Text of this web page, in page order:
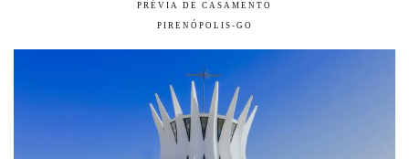
PRÉVIA DE CASAMENTO
PIRENÓPOLIS-GO